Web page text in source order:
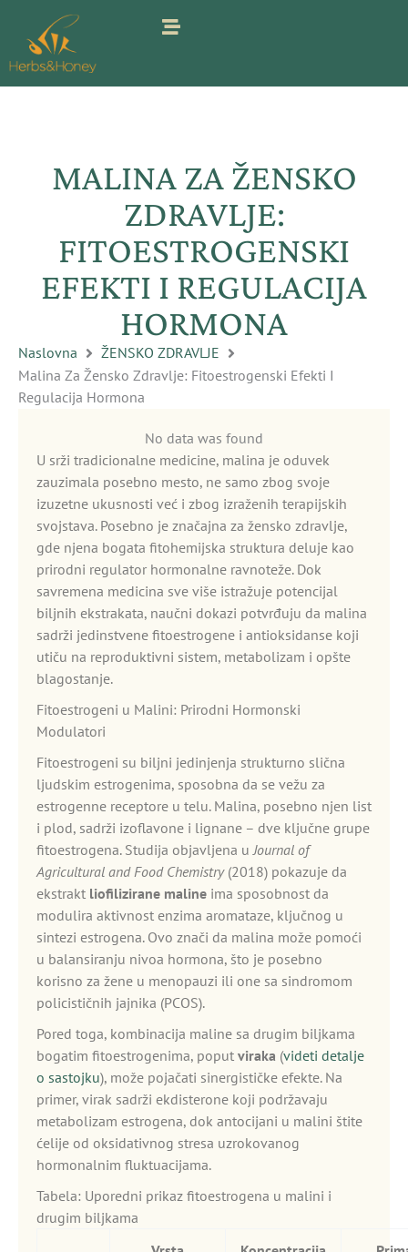
sadržaj
MALINA ZA ŽENSKO
ZDRAVLJE:
FITOESTROGENSKI
EFEKTI I REGULACIJA
HORMONA
Naslovna
ŽENSKO ZDRAVLJE
Malina Za Žensko Zdravlje: Fitoestrogenski Efekti I
Regulacija Hormona
No data was found
U srži tradicionalne medicine, malina je oduvek
zauzimala posebno mesto, ne samo zbog svoje
izuzetne ukusnosti već i zbog izraženih terapijskih
svojstava. Posebno je značajna za žensko zdravlje,
gde njena bogata fitohemijska struktura deluje kao
prirodni regulator hormonalne ravnoteže. Dok
savremena medicina sve više istražuje potencijal
biljnih ekstrakata, naučni dokazi potvrđuju da malina
sadrži jedinstvene fitoestrogene i antioksidanse koji
utiču na reproduktivni sistem, metabolizam i opšte
blagostanje.
Fitoestrogeni u Malini: Prirodni Hormonski
Modulatori
Fitoestrogeni su biljni jedinjenja strukturno slična
ljudskim estrogenima, sposobna da se vežu za
estrogenne receptore u telu. Malina, posebno njen list
i plod, sadrži izoflavone i lignane – dve ključne grupe
fitoestrogena. Studija objavljena uJournal of
Agricultural and Food Chemistry(2018) pokazuje da
ekstrakt liofilizirane maline ima sposobnost da
modulira aktivnost enzima aromataze, ključnog u
sintezi estrogena. Ovo znači da malina može pomoći
u balansiranju nivoa hormona, što je posebno
korisno za žene u menopauzi ili one sa sindromom
policističnih jajnika (PCOS).
Pored toga, kombinacija maline sa drugim biljkama
bogatim fitoestrogenima, poput viraka (videti detalje
o sastojku), može pojačati sinergističke efekte. Na
primer, virak sadrži ekdisterone koji podržavaju
metabolizam estrogena, dok antocijani u malini štite
ćelije od oksidativnog stresa uzrokovanog
hormonalnim fluktuacijama.
Tabela: Uporedni prikaz fitoestrogena u malini i
drugim biljkama